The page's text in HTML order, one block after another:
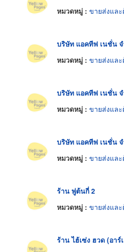
หมวดหมู่ : ขายส่งแล
บริษัท แอคทีฟ เนชั่น
หมวดหมู่ : ขายส่งแล
บริษัท แอคทีฟ เนชั่น
หมวดหมู่ : ขายส่งแล
บริษัท แอคทีฟ เนชั่น
หมวดหมู่ : ขายส่งแล
ร้าน พู่ต้นกี่ 2
หมวดหมู่ : ขายส่งแล
ร้าน ไฮ้เซ่ง ฮวด (อาร์